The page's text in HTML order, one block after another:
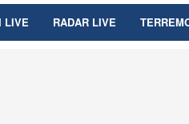
LIVE RADAR LIVE